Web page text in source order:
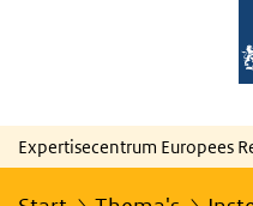
Expertisecentrum Europees